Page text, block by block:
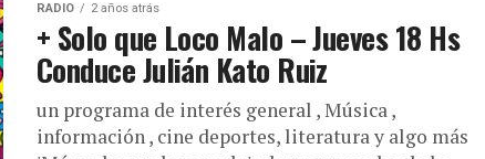
RADIO 2 años atrás
+ Solo que Loco Malo – Jueves 18 Hs
Conduce Julián Kato Ruiz
un programa de interés general , Música ,
información , cine deportes, literatura y algo más